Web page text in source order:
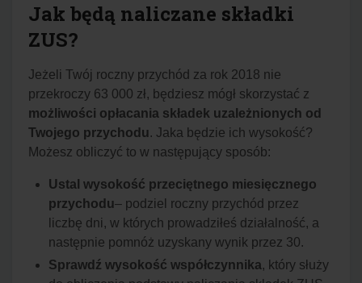
Jak będą naliczane składki
ZUS?
Jeżeli Twój roczny przychód za rok 2018 nie
przekroczy 63 000 zł, będziesz mógł skorzystać z
możliwości opłacania składek uzależnionych od
Twojego przychodu. Jaka będzie ich wysokość?
Możesz obliczyć to w następujący sposób:
Ustal wysokość przeciętnego miesięcznego
przychodu– podziel roczny przychód przez
liczbę dni, w których prowadziłeś działalność, a
następnie pomnóż uzyskany wynik przez 30.
Sprawdź wysokość współczynnika, który służy